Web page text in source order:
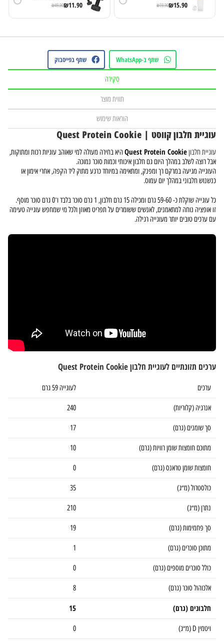
₪15.90
₪19.90
₪11.90
₪49.90
שתף ב-WhatsApp שתף בפייסבוק
סקירה
תווית מוצר
הוראות שימוש
עוגיית חלבון קווסט | Quest Protein Cookie
עוגיית חלבוןQuest Protein Cookie היא בחירה מעולה למי שאוהב עוגיות רכות ומתוקות,
אבל רוצה לשלב במהלך היום גם חלבון איכותי וכמות סוכר נמוכה.
העוגייה מגיעה במרקם רך ומפנק, ומתאימה במיוחד כרגע מתוק ליד הקפה, אחרי אימון או
כנשנוש חלבוני במהלך יום עמוס.
כל עוגייה שוקלת כ- 59-60 גרם ומכילה 15 גרם חלבון, 1 גרם סוכר בלבד ו־0 גרם סוכר מוסף.
זו אופציה נוחה למתאמנים, לאנשים ששומרים על תפריט מאוזן ולכל מי שמחפש עוגייה טעימה
עם ערכים טובים יותר מעוגייה רגילה.
ערכים תזונתיים לעוגיית חלבון Quest Protein Cookie
ערכים לעוגייה 59 גרם
אנרגיה (קלוריות) 240
סך שומנים (גרם) 17
מתוכם חומצות שומן רוויות (גרם) 10
חומצות שומן טראנס (גרם) 0
כולסטרול (מ״ג) 35
נתרן (מ״ג) 210
סך פחמימות (גרם) 19
מתוכן סוכרים (גרם) 1
כולל סוכרים מוספים (גרם) 0
אלכוהול סוכר (גרם) 8
חלבונים (גרם) 15
ויטמין D (מ״ג) 0